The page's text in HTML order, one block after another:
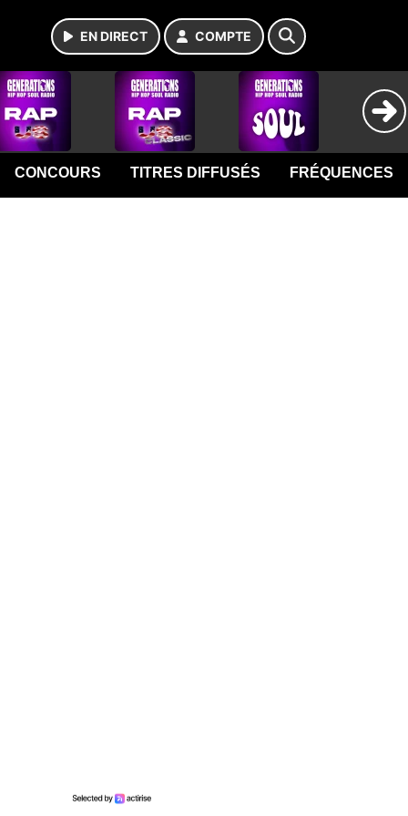
EN DIRECT COMPTE
CONCOURS TITRES DIFFUSÉS FRÉQUENCES